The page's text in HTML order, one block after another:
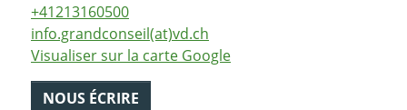
+41213160500
info.grandconseil(at)vd.ch
Visualiser sur la carte Google
NOUS ÉCRIRE